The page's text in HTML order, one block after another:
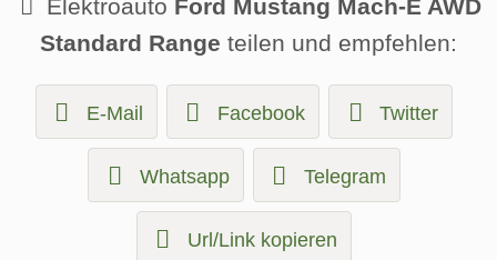
Elektroauto Ford Mustang Mach-E AWD
Standard Range teilen und empfehlen:
E-Mail Facebook Twitter
Whatsapp Telegram
Url/Link kopieren